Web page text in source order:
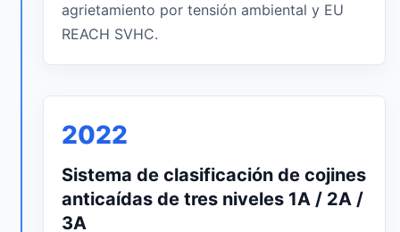
agrietamiento por tensión ambiental y EU
REACH SVHC.
2022
Sistema de clasificación de cojines
anticaídas de tres niveles 1A / 2A /
3A